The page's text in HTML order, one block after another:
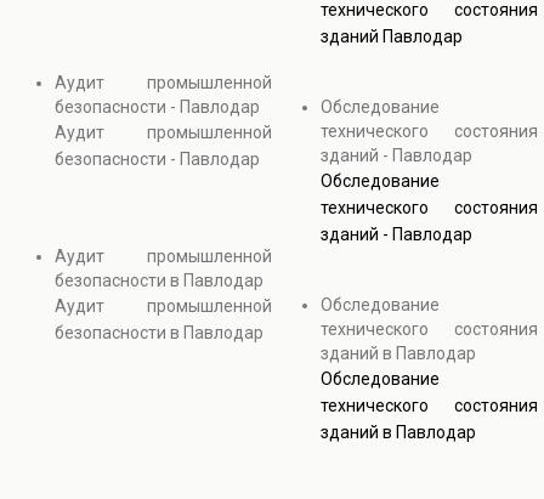
Аудит промышленной
безопасности - Павлодар
Аудит промышленной
безопасности - Павлодар
Аудит промышленной
безопасности в Павлодар
Аудит промышленной
безопасности в Павлодар
технического состояния
зданий Павлодар
Обследование
технического состояния
зданий - Павлодар
Обследование
технического состояния
зданий - Павлодар
Обследование
технического состояния
зданий в Павлодар
Обследование
технического состояния
зданий в Павлодар